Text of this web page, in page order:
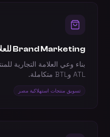
Brand Marketing للعلامات الاستهلاكية
بناء وعي العلامة التجارية
ATL وBTL متكاملة.
تسويق منتجات استهلاكية مصر